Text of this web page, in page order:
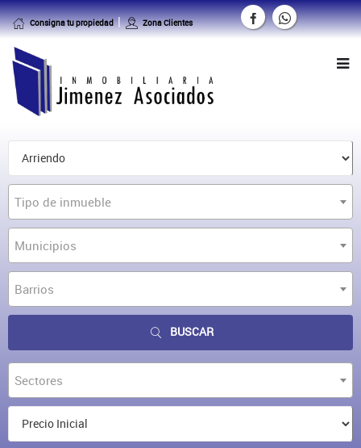
Consigna tu propiedad Zona Clientes
Tipo de inmueble
Municipios
Barrios
BUSCAR
Sectores